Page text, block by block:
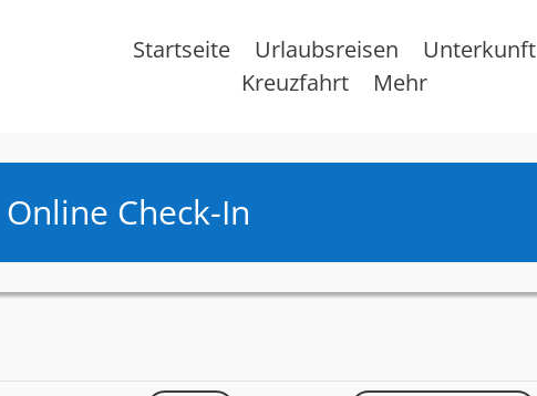
Startseite Urlaubsreisen
Unterkunft
Kreuzfahrt
Mehr
Online Check-In